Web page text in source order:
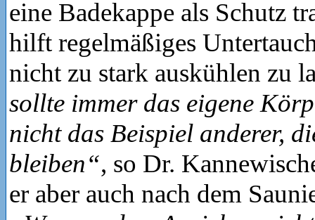
eine Badekappe als Schutz
hilft regelmäßiges
nicht zu stark auskühlen zu
sollte immer das eigene
nicht das Beispiel anderer,
bleiben“, so Dr.
er aber auch nach dem